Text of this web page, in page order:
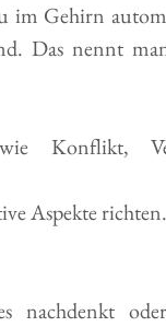
im Gehirn
Das nennt
Konflikt,
Aspekte richten.
nachdenkt